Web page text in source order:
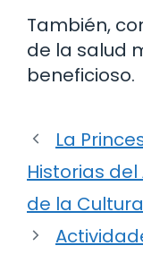
También,
de la salud
beneficioso.
La
Historias del
de la